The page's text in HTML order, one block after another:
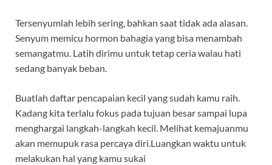
Tersenyumlah lebih sering, bahkan saat tidak ada alasan.
Senyum memicu hormon bahagia yang bisa menambah
semangatmu. Latih dirimu untuk tetap ceria walau hati
sedang banyak beban.
Buatlah daftar pencapaian kecil yang sudah kamu raih.
Kadang kita terlalu fokus pada tujuan besar sampai lupa
menghargai langkah-langkah kecil. Melihat kemajuanmu
akan memupuk rasa percaya diri.Luangkan waktu untuk
melakukan hal yang kamu sukai